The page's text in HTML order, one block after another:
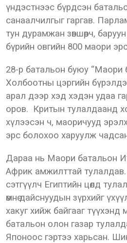
үндэстнээс бүрдсэн
санаалчилгыг гаргав.
тун дурамжан зөвшөөрч,
бүрийн овгийн 800 маори
28-р батальон буюу “Маори
Холбоотны цэргийн
арал дээр хэд хэдэн удаа
оров. Критын тулалдаанд
хүлээсэн ч, маоричууд
эрс болохоо харуулж
Дараа нь Маори батальон
Африк амжилттай
сэтгүүлч Египтийн цөлд
өмнө дайснуудын зүрхийг
хакуг хийж байгааг түүхэнд
батальон олон газар
Японоос гэртээ харьсан.